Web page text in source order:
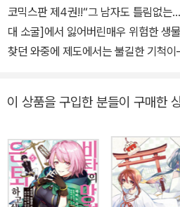
코믹스판 제4권!!“그 남자도 틀림없
대 소굴]에서 잃어버린매우 위험한 생
찾던 와중에 제도에서는 불길한 기척
이 상품을 구입한 분들이 구매한